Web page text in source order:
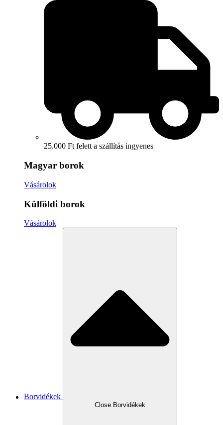
25.000 Ft felett a szállítás ingyenes
Magyar borok
Vásárolok
Külföldi borok
Vásárolok
Borvidékek
Close Borvidékek